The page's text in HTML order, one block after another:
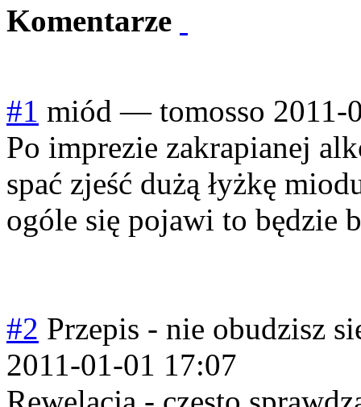
Komentarze
#1 miód — tomosso 2011-
Po imprezie zakrapianej
spać zjeść dużą łyżkę
ogóle się pojawi to będzie
#2 Przepis - nie obudzisz
2011-01-01 17:07